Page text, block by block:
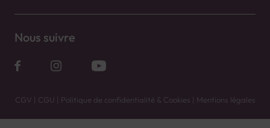
Nous suivre
CGV | CGU | Politique de confidentialité & Cookies | Mentions légales